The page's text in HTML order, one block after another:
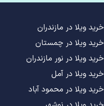
خرید ویلا در مازندران
خرید ویلا در چمستان
خرید ویلا در نور مازندران
خرید ویلا در آمل
خرید ویلا در محمود آباد